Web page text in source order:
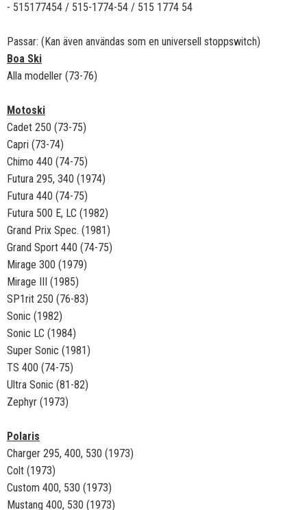
- 515177454 / 515-1774-54 / 515 1774 54
Passar: (Kan även användas som en universell stoppswitch)
Boa Ski
Alla modeller (73-76)
Motoski
Cadet 250 (73-75)
Capri (73-74)
Chimo 440 (74-75)
Futura 295, 340 (1974)
Futura 440 (74-75)
Futura 500 E, LC (1982)
Grand Prix Spec. (1981)
Grand Sport 440 (74-75)
Mirage 300 (1979)
Mirage III (1985)
SP1rit 250 (76-83)
Sonic (1982)
Sonic LC (1984)
Super Sonic (1981)
TS 400 (74-75)
Ultra Sonic (81-82)
Zephyr (1973)
Polaris
Charger 295, 400, 530 (1973)
Colt (1973)
Custom 400, 530 (1973)
Mustang 400, 530 (1973)